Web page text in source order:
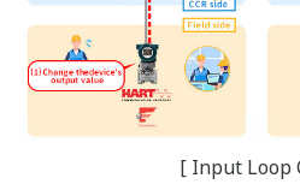
[ Input Loop